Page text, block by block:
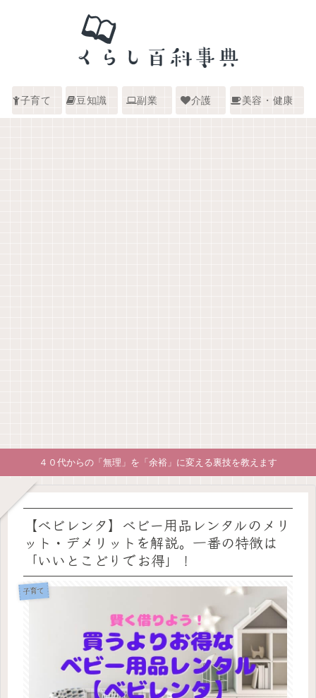
子育て 豆知識 副業 介護 美容・健康
４０代からの「無理」を「余裕」に変える裏技を教えます
【ベビレンタ】ベビー用品レンタルのメリ
ット・デメリットを解説。一番の特徴は
「いいとこどりでお得」！
子育て